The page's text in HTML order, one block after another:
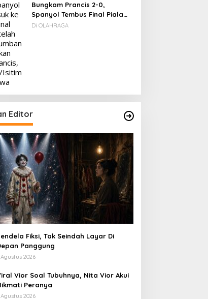
Bungkam Prancis 2-0,
Spanyol Tembus Final Piala
Dunia 2026
Di OLAHRAGA
Editor
Fiksi, Tak Seindah Layar Di
Panggung
Agustus 2026
Vior Soal Tubuhnya, Nita Vior Akui
Peranya
Agustus 2026